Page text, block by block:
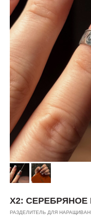
Х2:
РАЗДЕЛИТЕЛЬ ДЛЯ